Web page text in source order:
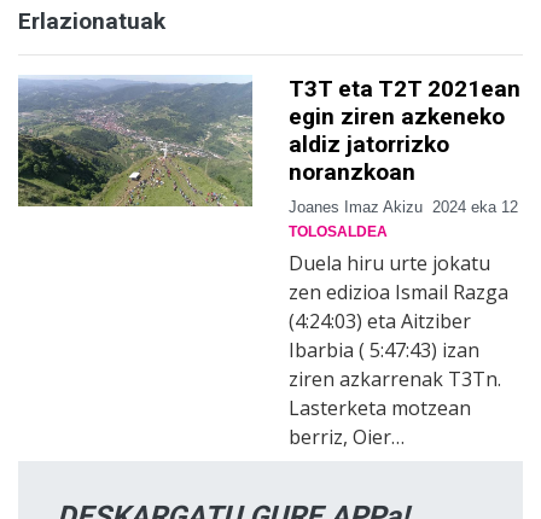
Erlazionatuak
T3T eta T2T 2021ean
egin ziren azkeneko
aldiz jatorrizko
noranzkoan
Joanes Imaz Akizu 2024 eka 12
TOLOSALDEA
Duela hiru urte jokatu
zen edizioa Ismail Razga
(4:24:03) eta Aitziber
Ibarbia ( 5:47:43) izan
ziren azkarrenak T3Tn.
Lasterketa motzean
berriz, Oier…